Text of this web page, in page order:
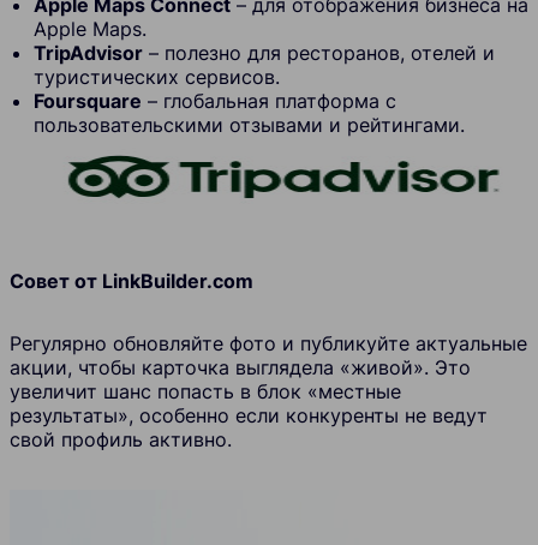
Apple Maps Connect – для отображения бизнеса на
Apple Maps.
TripAdvisor – полезно для ресторанов, отелей и
туристических сервисов.
Foursquare – глобальная платформа с
пользовательскими отзывами и рейтингами.
Совет от LinkBuilder.com
Регулярно обновляйте фото и публикуйте актуальные
акции, чтобы карточка выглядела «живой». Это
увеличит шанс попасть в блок «местные
результаты», особенно если конкуренты не ведут
свой профиль активно.